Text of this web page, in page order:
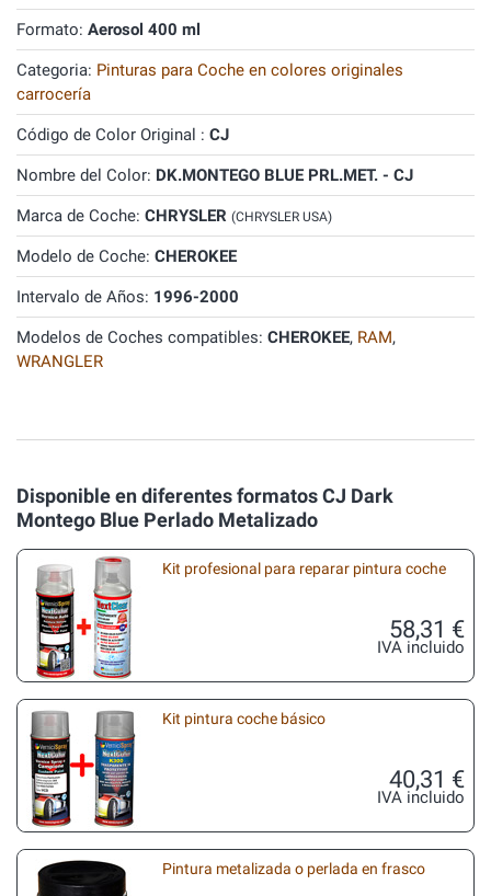
Formato: Aerosol 400 ml
Categoria: Pinturas para Coche en colores originales
carrocería
Código de Color Original : CJ
Nombre del Color: DK.MONTEGO BLUE PRL.MET. - CJ
Marca de Coche: CHRYSLER (CHRYSLER USA)
Modelo de Coche: CHEROKEE
Intervalo de Años: 1996-2000
Modelos de Coches compatibles: CHEROKEE, RAM,
WRANGLER
Disponible en diferentes formatos CJ Dark
Montego Blue Perlado Metalizado
Kit profesional para reparar pintura coche
58,31 €
IVA incluido
Kit pintura coche básico
40,31 €
IVA incluido
Pintura metalizada o perlada en frasco